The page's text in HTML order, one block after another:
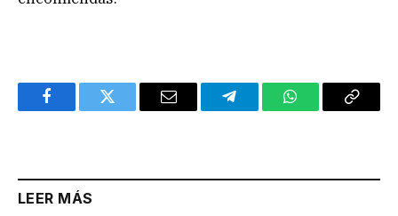
FacebookTwitter Email TelegramWhatsAppCopy
LEER MÁS